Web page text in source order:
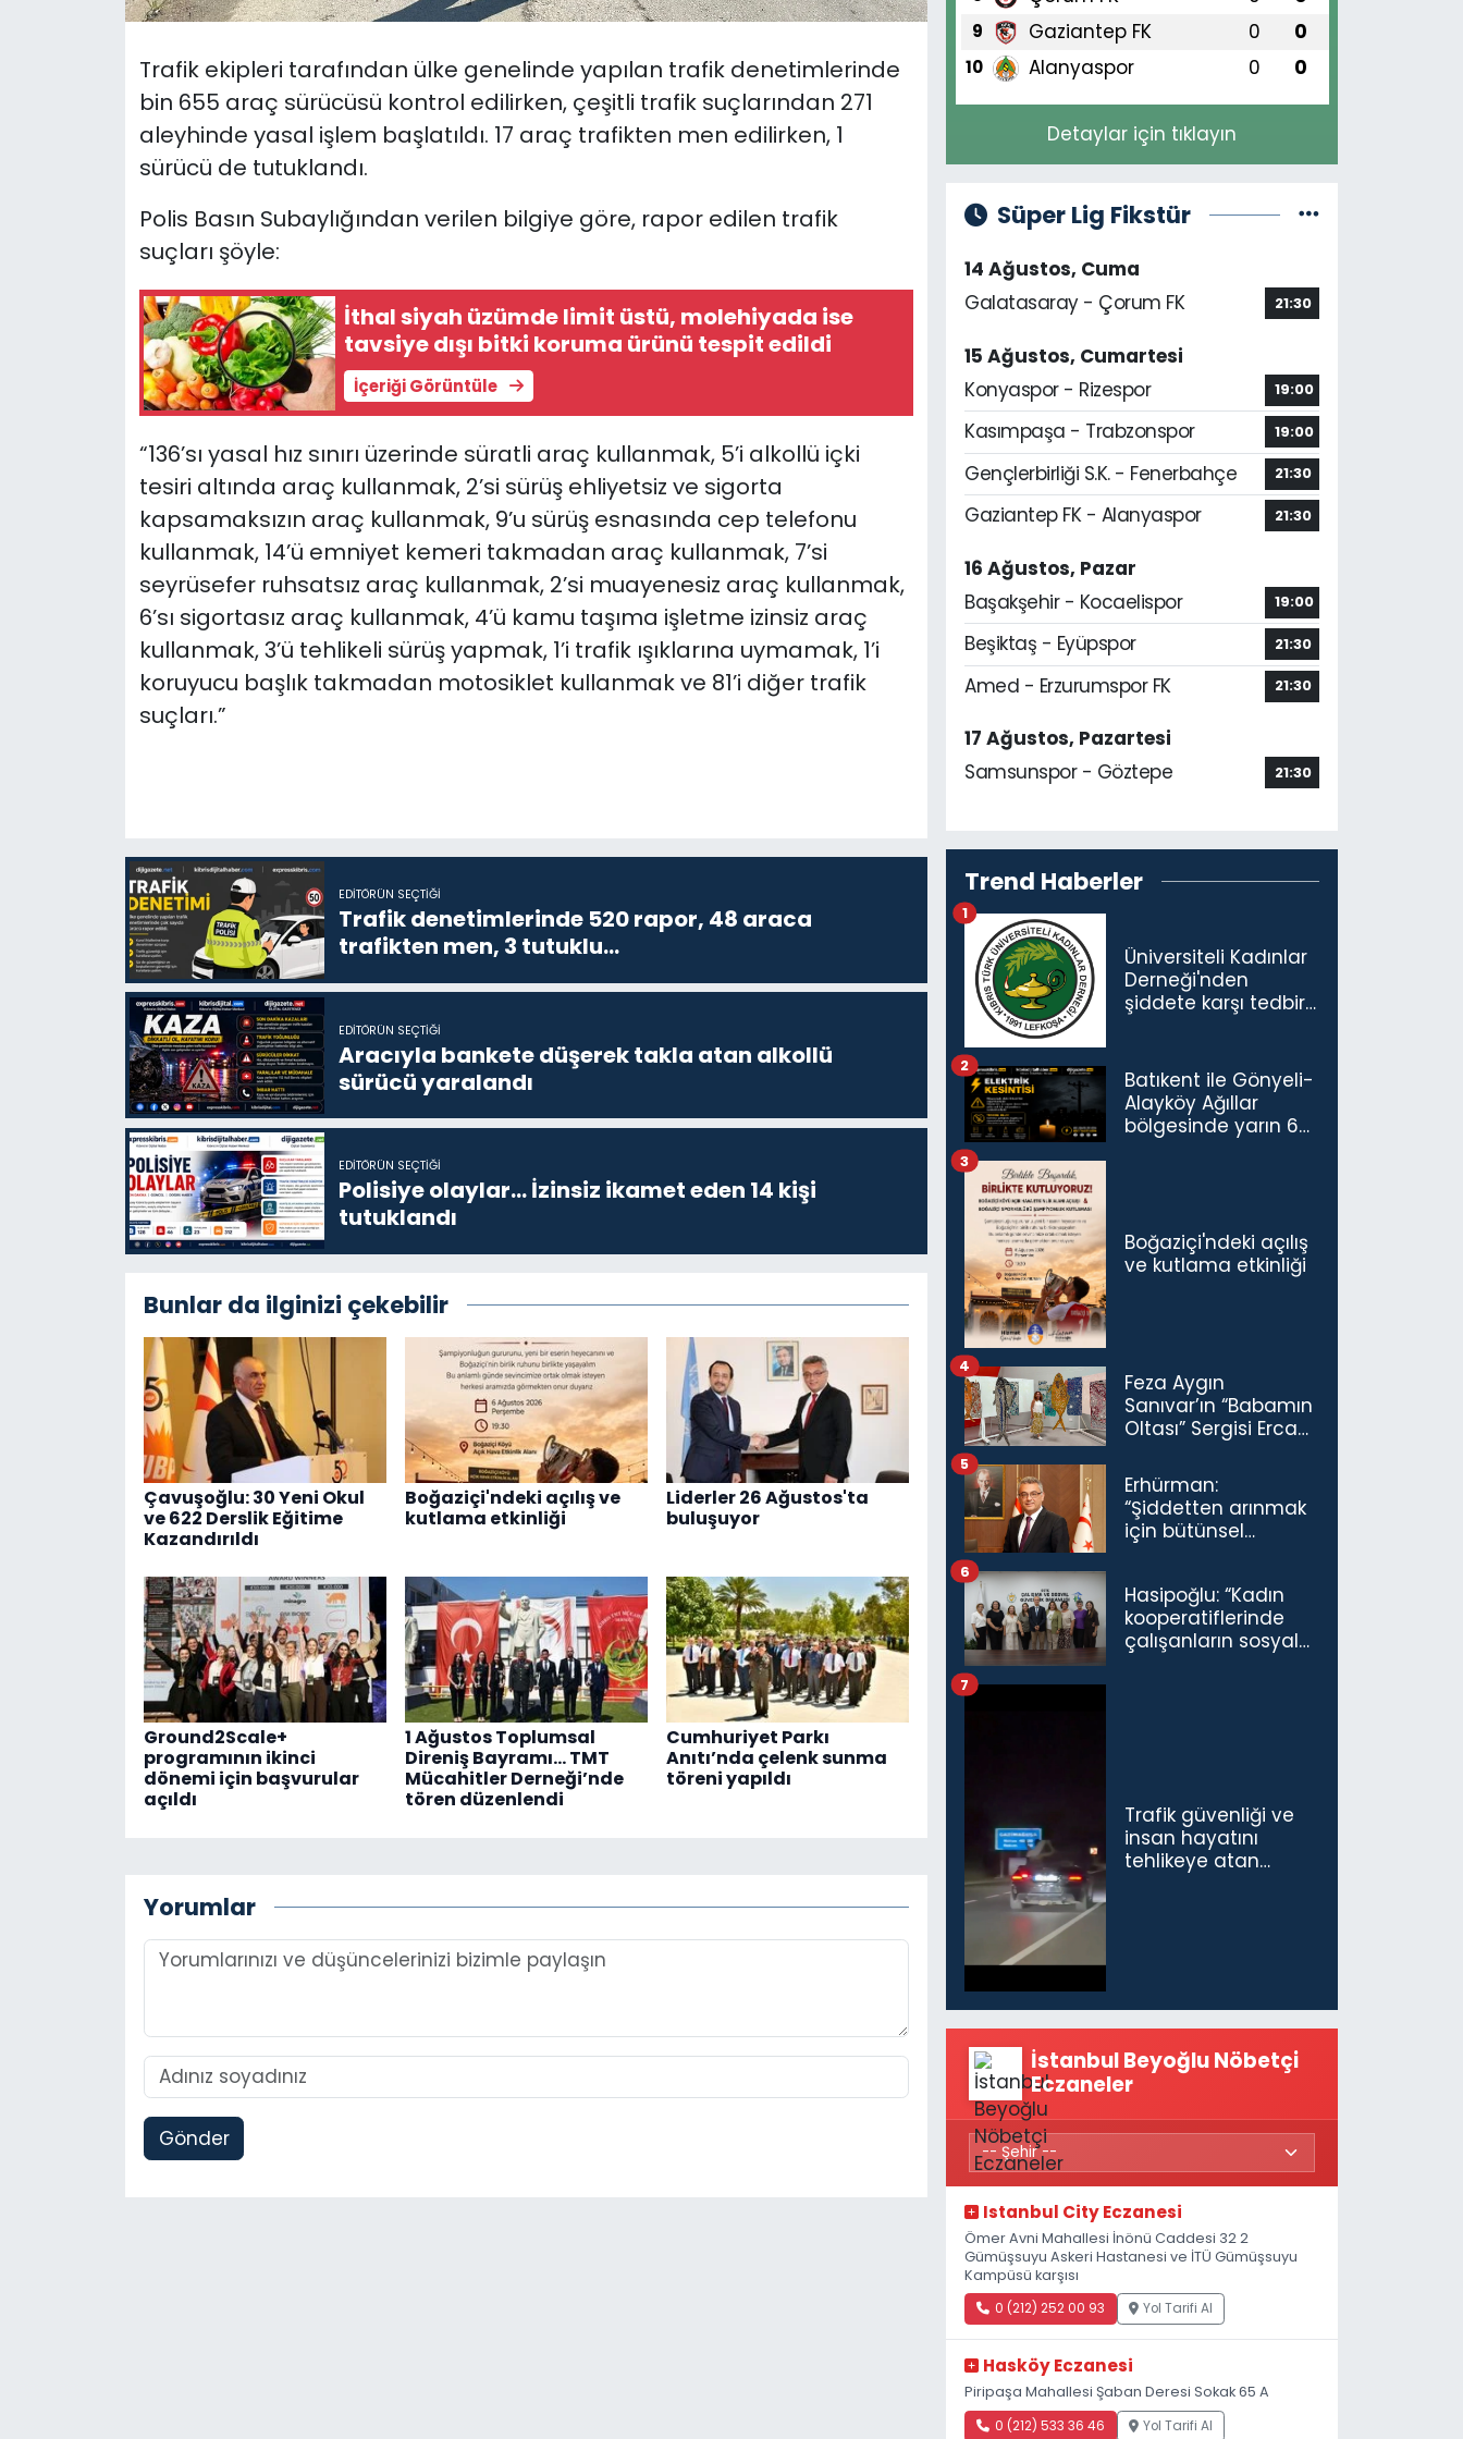
Trafik ekipleri tarafından ülke genelinde yapılan trafik denetimlerinde
bin 655 araç sürücüsü kontrol edilirken, çeşitli trafik suçlarından 271
aleyhinde yasal işlem başlatıldı. 17 araç trafikten men edilirken, 1
sürücü de tutuklandı.
Polis Basın Subaylığından verilen bilgiye göre, rapor edilen trafik
suçları şöyle:
İthal siyah üzümde limit üstü, molehiyada ise
tavsiye dışı bitki koruma ürünü tespit edildi
İçeriği Görüntüle
“136’sı yasal hız sınırı üzerinde süratli araç kullanmak, 5’i alkollü içki
tesiri altında araç kullanmak, 2’si sürüş ehliyetsiz ve sigorta
kapsamaksızın araç kullanmak, 9’u sürüş esnasında cep telefonu
kullanmak, 14’ü emniyet kemeri takmadan araç kullanmak, 7’si
seyrüsefer ruhsatsız araç kullanmak, 2’si muayenesiz araç kullanmak,
6’sı sigortasız araç kullanmak, 4’ü kamu taşıma işletme izinsiz araç
kullanmak, 3’ü tehlikeli sürüş yapmak, 1’i trafik ışıklarına uymamak, 1’i
koruyucu başlık takmadan motosiklet kullanmak ve 81’i diğer trafik
suçları.”
EDITÖRÜN SEÇTIĞI
Trafik denetimlerinde 520 rapor, 48 araca
trafikten men, 3 tutuklu…
EDITÖRÜN SEÇTIĞI
Aracıyla bankete düşerek takla atan alkollü
sürücü yaralandı
EDITÖRÜN SEÇTIĞI
Polisiye olaylar… İzinsiz ikamet eden 14 kişi
tutuklandı
Bunlar da ilginizi çekebilir
Çavuşoğlu: 30 Yeni Okul
ve 622 Derslik Eğitime
Kazandırıldı
Boğaziçi'ndeki açılış ve
kutlama etkinliği
Liderler 26 Ağustos'ta
buluşuyor
Ground2Scale+
programının ikinci
dönemi için başvurular
açıldı
1 Ağustos Toplumsal
Direniş Bayramı... TMT
Mücahitler Derneği’nde
tören düzenlendi
Cumhuriyet Parkı
Anıtı’nda çelenk sunma
töreni yapıldı
Yorumlar
Gönder
9 Gaziantep FK 0 0
10 Alanyaspor 0 0
Detaylar için tıklayın
Süper Lig Fikstür
14 Ağustos, Cuma
Galatasaray - Çorum FK
21:30
15 Ağustos, Cumartesi
Konyaspor - Rizespor
19:00
Kasımpaşa - Trabzonspor 19:00
Gençlerbirliği S.K. - Fenerbahçe 21:30
Gaziantep FK - Alanyaspor 21:30
16 Ağustos, Pazar
Başakşehir - Kocaelispor
19:00
Beşiktaş - Eyüpspor 21:30
Amed - Erzurumspor FK 21:30
17 Ağustos, Pazartesi
Samsunspor - Göztepe
21:30
Trend Haberler
Üniversiteli Kadınlar
Derneği'nden
şiddete karşı tedbir
1
Batıkent ile Gönyeli-
Alayköy Ağıllar
bölgesinde yarın 6
2
Boğaziçi'ndeki açılış
ve kutlama etkinliği
3
Feza Aygın
Sanıvar’ın “Babamın
Oltası” Sergisi Ercan
Açıldı
4
Erhürman:
“Şiddetten arınmak
için bütünsel
gerekiyor”
5
Hasipoğlu: “Kadın
kooperatiflerinde
çalışanların sosyal
6
Trafik güvenliği ve
insan hayatını
tehlikeye atan
7
İstanbul Beyoğlu Nöbetçi
Eczaneler
Istanbul City Eczanesi
Ömer Avni Mahallesi İnönü Caddesi 32 2
Gümüşsuyu Askeri Hastanesi ve İTÜ Gümüşsuyu
Kampüsü karşısı
0 (212) 252 00 93 Yol Tarifi Al
Hasköy Eczanesi
Piripaşa Mahallesi Şaban Deresi Sokak 65 A
0 (212) 533 36 46 Yol Tarifi Al
Teknoloji
Video Galeri
Yazarlar